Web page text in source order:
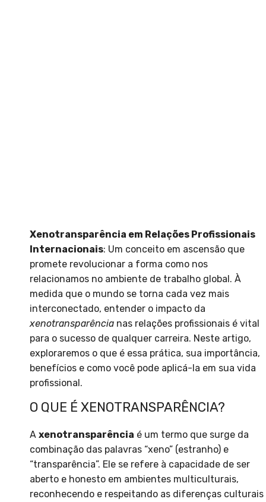
Xenotransparência em Relações Profissionais
Internacionais: Um conceito em ascensão que
promete revolucionar a forma como nos
relacionamos no ambiente de trabalho global. À
medida que o mundo se torna cada vez mais
interconectado, entender o impacto da
xenotransparência nas relações profissionais é vital
para o sucesso de qualquer carreira. Neste artigo,
exploraremos o que é essa prática, sua importância,
benefícios e como você pode aplicá-la em sua vida
profissional.
O QUE É XENOTRANSPARÊNCIA?
A xenotransparência é um termo que surge da
combinação das palavras “xeno” (estranho) e
“transparência”. Ele se refere à capacidade de ser
aberto e honesto em ambientes multiculturais,
reconhecendo e respeitando as diferenças culturais